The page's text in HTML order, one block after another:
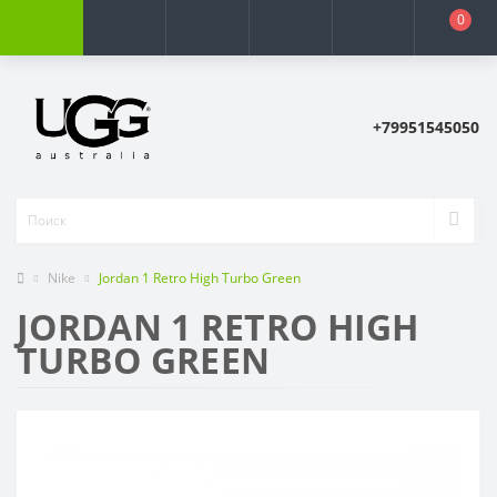
0
+79951545050
Nike Jordan 1 Retro High Turbo Green
JORDAN 1 RETRO HIGH
TURBO GREEN